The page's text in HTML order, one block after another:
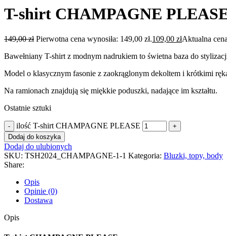
T-shirt CHAMPAGNE
149,00zł Pierwotna cena wynosiła: 149,00 zł.109,00 złAktualna
Bawełniany T-shirt z modnym nadrukiem to świetna baza do
Model o klasycznym fasonie z zaokrąglonym dekoltem i krótkimi
Na ramionach znajdują się miękkie poduszki, nadające im kształtu.
Ostatnie sztuki
ilość T-shirt CHAMPAGNE PLEASE
Dodaj do koszyka
Dodaj do ulubionych
SKU: TSH2024_CHAMPAGNE-1-1 Kategoria: Bluzki, topy, body
Share:
Opis
Opinie (0)
Dostawa
Opis